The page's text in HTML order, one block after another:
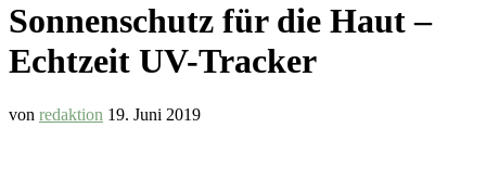
Sonnenschutz für die Haut –
Echtzeit UV-Tracker
von redaktion 19. Juni 2019